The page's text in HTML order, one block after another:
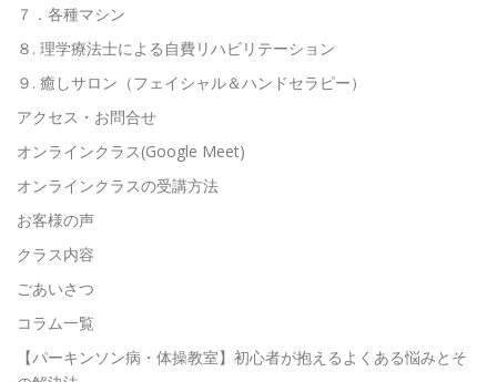
７．各種マシン
８. 理学療法士による自費リハビリテーション
９. 癒しサロン（フェイシャル＆ハンドセラピー）
アクセス・お問合せ
オンラインクラス(Google Meet)
オンラインクラスの受講方法
お客様の声
クラス内容
ごあいさつ
コラム一覧
【パーキンソン病・体操教室】初心者が抱えるよくある悩みとそ